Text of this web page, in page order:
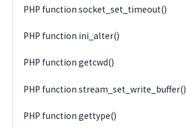
PHP function socket_set_timeout()
PHP function ini_alter()
PHP function getcwd()
PHP function stream_set_write_buffer()
PHP function gettype()